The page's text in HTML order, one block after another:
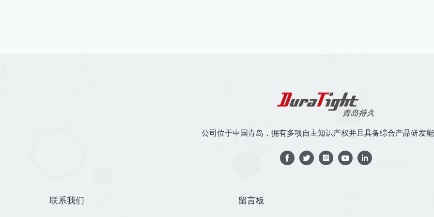
公司位于中国青岛，拥有多项自主知识产权并且具备综合产品研发
联系我们 留言板